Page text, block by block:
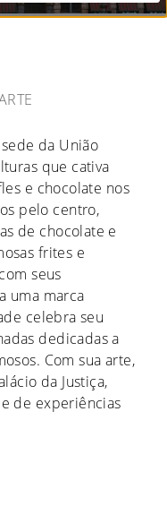
da União
que cativa
e chocolate nos
pelo centro,
de chocolate e
frites e
seus
uma marca
celebra seu
dedicadas a
Com sua arte,
da Justiça,
de experiências